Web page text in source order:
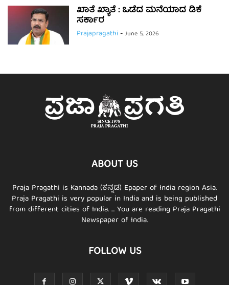
ಖಾತೆ ಖ್ಯಾತೆ : ಒಡೆದ ಮನೆಯಾದ ಡಿಕೆ
ಸರ್ಕಾರ
Prajapragathi-June 5, 2026
ABOUT US
Praja Pragathi is Kannada (ಕನ್ನಡ) Epaper of India region Asia.
Praja Pragathi is very popular in India and is being published
from different cities of India. ... You are reading Praja Pragathi
Newspaper of India.
FOLLOW US